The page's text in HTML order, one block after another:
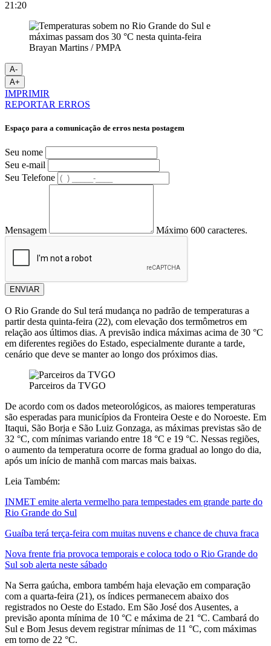
21:20
Brayan Martins / PMPA
A-
A+
IMPRIMIR
REPORTAR ERROS
Espaço para a comunicação de erros nesta postagem
Seu nome
Seu e-mail
Seu Telefone
Mensagem Máximo 600 caracteres.
ENVIAR
O Rio Grande do Sul terá mudança no padrão de temperaturas a
partir desta quinta-feira (22), com elevação dos termômetros em
relação aos últimos dias. A previsão indica máximas acima de 30 °C
em diferentes regiões do Estado, especialmente durante a tarde,
cenário que deve se manter ao longo dos próximos dias.
Parceiros da TVGO
De acordo com os dados meteorológicos, as maiores temperaturas
são esperadas para municípios da Fronteira Oeste e do Noroeste. Em
Itaqui, São Borja e São Luiz Gonzaga, as máximas previstas são de
32 °C, com mínimas variando entre 18 °C e 19 °C. Nessas regiões,
o aumento da temperatura ocorre de forma gradual ao longo do dia,
após um início de manhã com marcas mais baixas.
Leia Também:
INMET emite alerta vermelho para tempestades em grande parte do
Rio Grande do Sul
Guaíba terá terça-feira com muitas nuvens e chance de chuva fraca
Nova frente fria provoca temporais e coloca todo o Rio Grande do
Sul sob alerta neste sábado
Na Serra gaúcha, embora também haja elevação em comparação
com a quarta-feira (21), os índices permanecem abaixo dos
registrados no Oeste do Estado. Em São José dos Ausentes, a
previsão aponta mínima de 10 °C e máxima de 21 °C. Cambará do
Sul e Bom Jesus devem registrar mínimas de 11 °C, com máximas
em torno de 22 °C.